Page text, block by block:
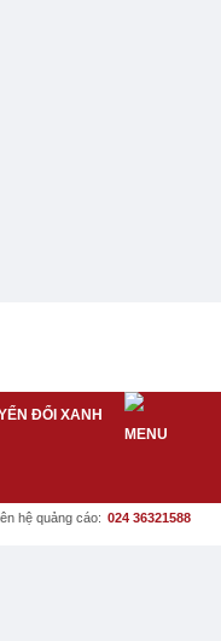
ĐỔI XANH
hệ quảng cáo: 024 36321588